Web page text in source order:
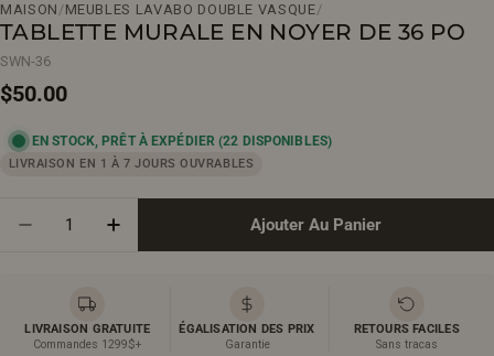
MAISON /MEUBLES LAVABO DOUBLE VASQUE/
TABLETTE MURALE EN NOYER DE 36 PO
SWN-36
Prix
régulier
$50.00
EN STOCK, PRÊT À EXPÉDIER (22 DISPONIBLES)
LIVRAISON EN 1 À 7 JOURS OUVRABLES
Diminuer La Quantité Pour Tablette Murale En
Augmenter La Quantité Pour Tablette
Ajouter Au Panier
LIVRAISON GRATUITE
Commandes 1299$+
ÉGALISATION DES PRIX
Garantie
RETOURS FACILES
Sans tracas